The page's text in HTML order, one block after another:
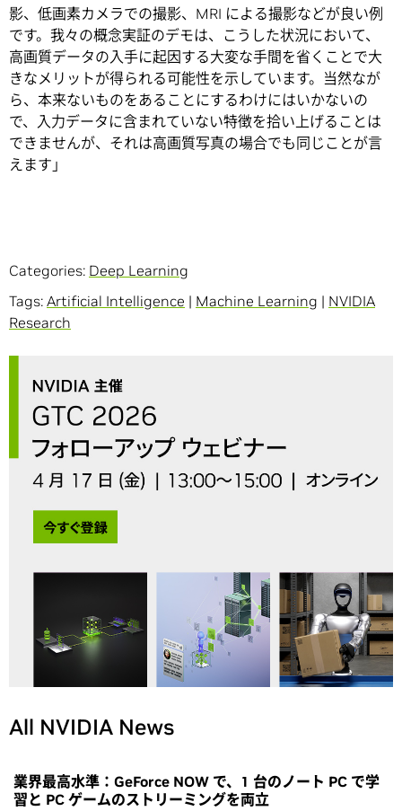
影、低画素カメラでの撮影、MRI による撮影などが良い例
です。我々の概念実証のデモは、こうした状況において、
高画質データの入手に起因する大変な手間を省くことで大
きなメリットが得られる可能性を示しています。当然なが
ら、本来ないものをあることにするわけにはいかないの
で、入力データに含まれていない特徴を拾い上げることは
できませんが、それは高画質写真の場合でも同じことが言
えます」
Categories: Deep Learning
Tags: Artificial Intelligence | Machine Learning | NVIDIA
Research
All NVIDIA News
業界最高水準：GeForce NOW で、1 台のノート PC で学
習と PC ゲームのストリーミングを両立